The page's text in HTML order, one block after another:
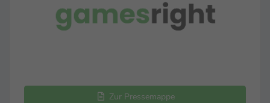
Zur Pressemappe